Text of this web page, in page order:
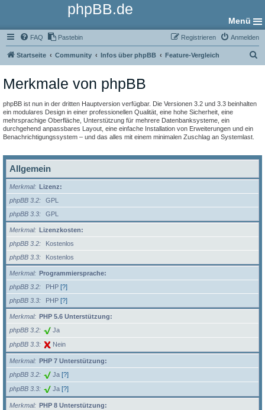
phpBB.de
Menü
FAQ Pastebin Anmelden
Registrieren
Startseite Community Infos über phpBB Feature-Vergleich
Merkmale von phpBB
phpBB ist nun in der dritten Hauptversion verfügbar. Die Versionen 3.2 und 3.3 beinhalten
ein modulares Design in einer professionellen Qualität, eine hohe Sicherheit, eine
mehrsprachige Oberfläche, Unterstützung für mehrere Datenbanksysteme, ein
durchgehend anpassbares Layout, eine einfache Installation von Erweiterungen und ein
Benachrichtigungssystem – und das alles mit einem minimalen Zuschlag an Systemlast.
Allgemein
Merkmal
Lizenz:
phpBB 3.2
GPL
phpBB 3.3
GPL
Merkmal
Lizenzkosten:
phpBB 3.2
Kostenlos
phpBB 3.3
Kostenlos
Merkmal
Programmiersprache:
phpBB 3.2
PHP [?]
phpBB 3.3
PHP [?]
Merkmal
PHP 5.6 Unterstützung:
phpBB 3.2
Ja
phpBB 3.3 Nein
Merkmal
PHP 7 Unterstützung:
phpBB 3.2
Ja [?]
phpBB 3.3 Ja [?]
Merkmal
PHP 8 Unterstützung: